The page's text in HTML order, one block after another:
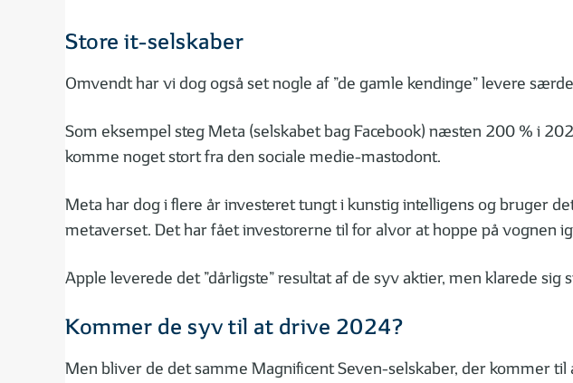
Store it-selskaber
Omvendt har vi dog også set nogle af ”de gamle kendinge” levere
Som eksempel steg Meta (selskabet bag Facebook) næsten 200 % i
komme noget stort fra den sociale medie-mastodont.
Meta har dog i flere år investeret tungt i kunstig intelligens og bruger
metaverset. Det har fået investorerne til for alvor at hoppe på vognen
Apple leverede det ”dårligste” resultat af de syv aktier, men klarede
Kommer de syv til at drive 2024?
Men bliver de det samme Magnificent Seven-selskaber, der kommer